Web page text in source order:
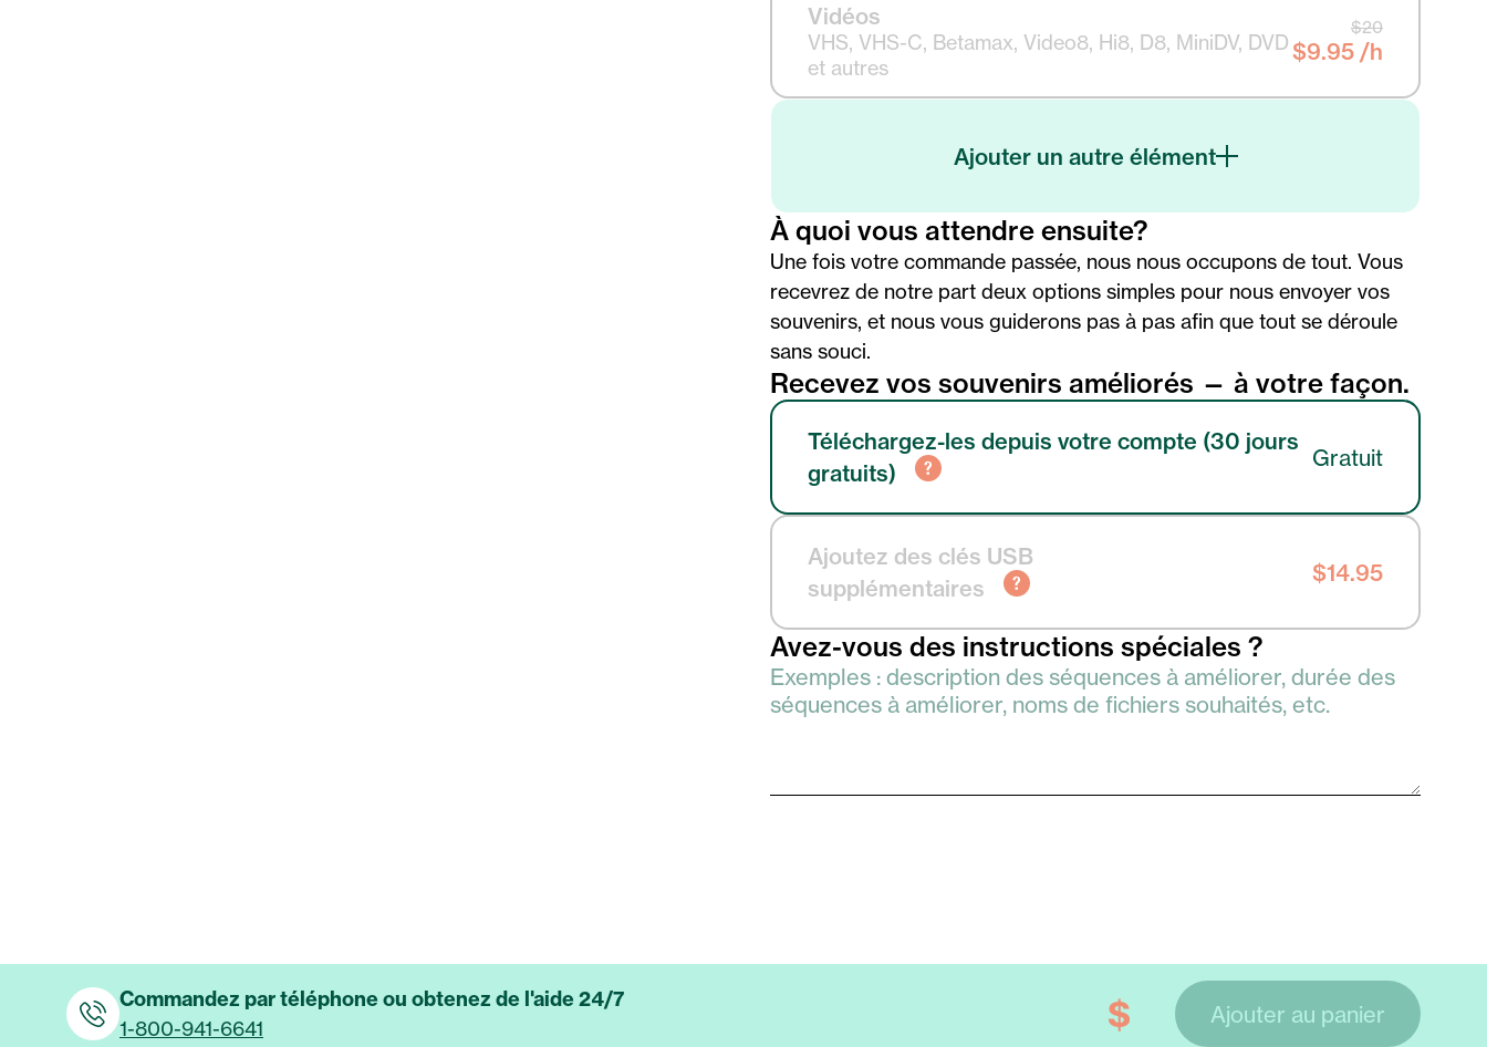
Vidéos
VHS, VHS-C, Betamax, Video8, Hi8, D8, MiniDV, DVD
et autres
$20
$9.95 /h
Ajouter un autre élément
À quoi vous attendre ensuite?
Une fois votre commande passée, nous nous occupons de tout. Vous
recevrez de notre part deux options simples pour nous envoyer vos
souvenirs, et nous vous guiderons pas à pas afin que tout se déroule
sans souci.
Recevez vos souvenirs améliorés — à votre façon.
Téléchargez-les depuis votre compte (30 jours
gratuits)
Gratuit
Ajoutez des clés USB
supplémentaires
$14.95
Avez-vous des instructions spéciales ?
Commandez par téléphone ou obtenez de l'aide 24/7
1-800-941-6641
$ Ajouter au panier